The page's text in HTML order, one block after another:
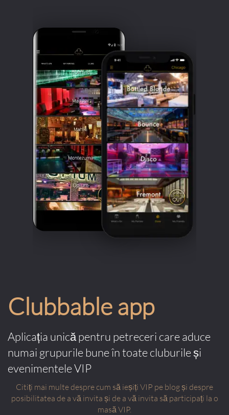
Clubbable app
Aplicația unică pentru petreceri care aduce
numai grupurile bune în toate cluburile și
evenimentele VIP
Citiți mai multe despre cum să ieșiți VIP pe blog și despre
posibilitatea de a vă invita și de a vă invita să participați la o
masă VIP.